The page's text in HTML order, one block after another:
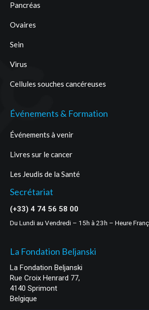
Pancréas
Ovaires
Sein
Virus
Cellules souches cancéreuses
Événements & Formation
Événements à venir
Livres sur le cancer
Les Jeudis de la Santé
Secrétariat
(+33) 4 74 56 58 00
Du Lundi au Vendredi – 15h à 23h – Heure
La Fondation Beljanski
La Fondation Beljanski
Rue Croix Henrard 77,
4140 Sprimont
Belgique